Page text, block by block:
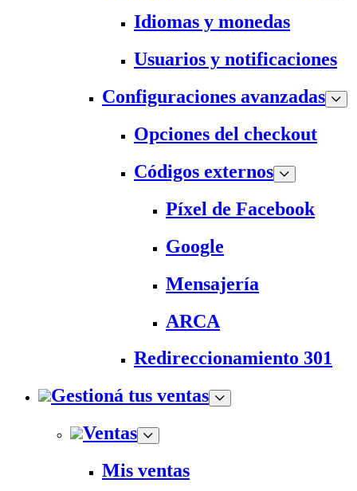
Idiomas y monedas
Usuarios y notificaciones
Configuraciones avanzadas
Opciones del checkout
Códigos externos
Píxel de Facebook
Google
Mensajería
ARCA
Redireccionamiento 301
Gestioná tus ventas
Ventas
Mis ventas